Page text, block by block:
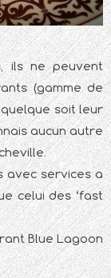
ils ne peuvent
(gamme de
soit leur
aucun autre
avec services a
celui des ‘fast
Blue Lagoon